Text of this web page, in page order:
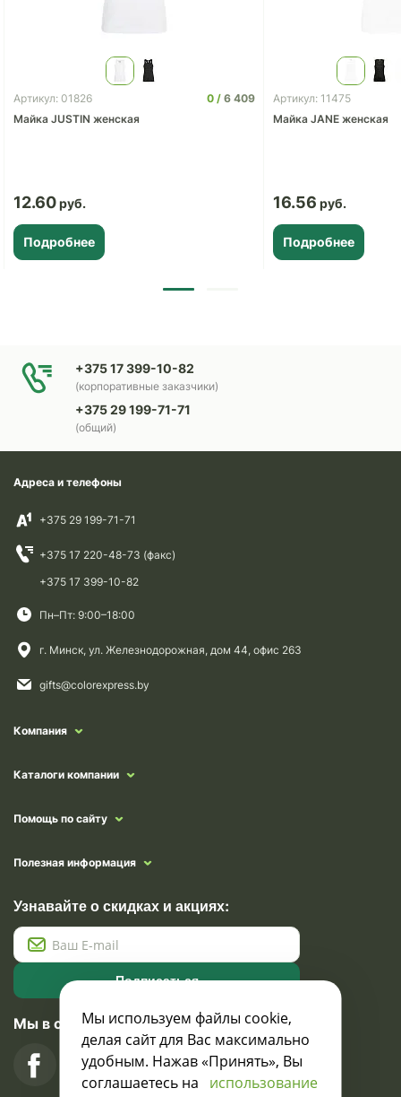
Артикул: 01826 0
6 409
Майка JUSTIN женская
12.60
Подробнее
Артикул: 11475
Майка JANE женская
16.56
Подробнее
+375 17 399-10-82
(корпоративные заказчики)
+375 29 199-71-71
(общий)
Адреса и телефоны
+375 29 199-71-71
+375 17 220-48-73 (факс)
+375 17 399-10-82
Пн–Пт: 9:00–18:00
г. Минск, ул. Железнодорожная, дом 44, офис 263
gifts@colorexpress.by
Компания
Каталоги компании
Помощь по сайту
Полезная информация
Узнавайте о скидках и акциях:
Подписаться
Мы в социальных сетях
Мы используем файлы cookie,
делая сайт для Вас максимально
удобным. Нажав «Принять», Вы
соглашаетесь на использование